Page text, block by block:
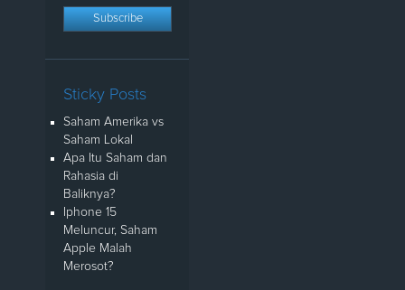
Sticky Posts
Saham Amerika vs
Saham Lokal
Apa Itu Saham dan
Rahasia di
Baliknya?
Iphone 15
Meluncur, Saham
Apple Malah
Merosot?